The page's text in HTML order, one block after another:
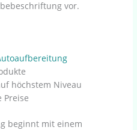
vor.
höchstem Niveau
Preise
beginnt mit einem